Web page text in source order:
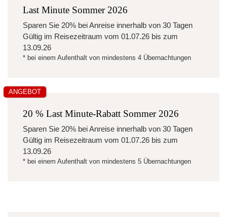
Last Minute Sommer 2026
Sparen Sie 20% bei Anreise innerhalb von 30 Tagen
Gültig im Reisezeitraum vom 01.07.26 bis zum
13.09.26
* bei einem Aufenthalt von mindestens 4 Übernachtungen
20 % Last Minute-Rabatt Sommer 2026
Sparen Sie 20% bei Anreise innerhalb von 30 Tagen
Gültig im Reisezeitraum vom 01.07.26 bis zum
13.09.26
* bei einem Aufenthalt von mindestens 5 Übernachtungen
ANGEBOT